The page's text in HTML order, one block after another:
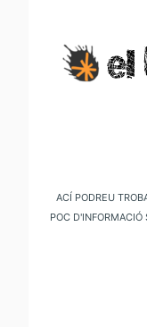
Ací podreu
poc d'informació